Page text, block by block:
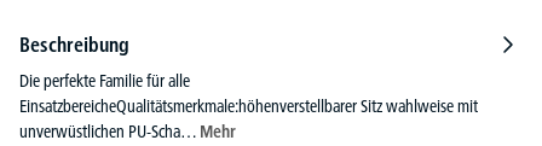
Beschreibung
Die perfekte Familie für alle
EinsatzbereicheQualitätsmerkmale:höhenverstellbarer Sitz wahlweise mit
unverwüstlichen PU-Scha… Mehr